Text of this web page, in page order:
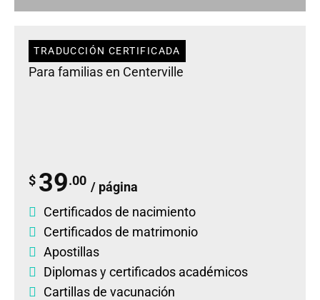
TRADUCCIÓN CERTIFICADA
Para familias en Centerville
$ 39.00 / página
Certificados de nacimiento
Certificados de matrimonio
Apostillas
Diplomasycertificados académicos
Cartillas de vacunación